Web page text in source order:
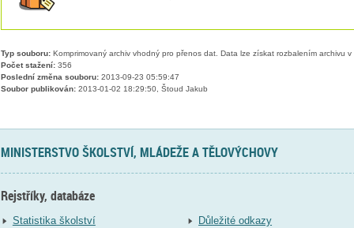
Typ souboru:Komprimovaný archiv vhodný pro přenos dat. Data lze získat rozbalením archivu
Počet stažení:356
Poslední změna souboru:2013-09-23 05:59:47
Soubor publikován:2013-01-02 18:29:50, Štoud Jakub
MINISTERSTVO ŠKOLSTVÍ, MLÁDEŽE A TĚLOVÝCHOVY
Rejstříky, databáze
Statistika školství
Důležité odkazy